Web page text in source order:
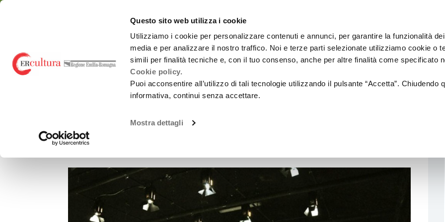
Questo sito web utilizza i cookie
Utilizziamo i cookie per personalizzare contenuti e annunci, per garantire la funzionalità
media e per analizzare il nostro traffico. Noi e terze parti selezionate utilizziamo cookie o
simili per finalità tecniche e, con il tuo consenso, anche per altre finalità come specificato
Cookie policy.
Puoi acconsentire all’utilizzo di tali tecnologie utilizzando il pulsante “Accetta”. Chiudendo
informativa, continui senza accettare.
Mostra dettagli
Torna
Cerca
Salta
Salta
emiliaromagnacultura/Spettacolo
Chi siamo
Promozione
attività Culturali e
Carnevali storici
Promozione
culturale
Osservatorio
Monitoraggi periodici
Report annuali -
Archivio
OrangePapERs
Finanziamenti
L.R. 2/18
La nuova Legge Quadro
sulla Cultura si
costruisce insieme
Sistema dello
Teatri di tradizione
Assessorato
Cultura
Paesaggio
Masque Teatro